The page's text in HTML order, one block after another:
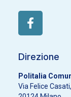
Direzione
Politalia
Via Felice